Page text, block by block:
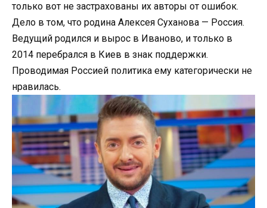
только вот не застрахованы их авторы от ошибок.
Дело в том, что родина Алексея Суханова — Россия.
Ведущий родился и вырос в Иваново, и только в
2014 перебрался в Киев в знак поддержки.
Проводимая Россией политика ему категорически не
нравилась.